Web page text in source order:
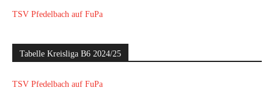
TSV Pfedelbach auf FuPa
Tabelle Kreisliga B6 2024/25
TSV Pfedelbach auf FuPa